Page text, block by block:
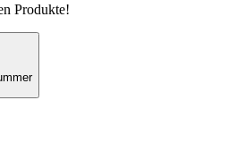
Produkte!